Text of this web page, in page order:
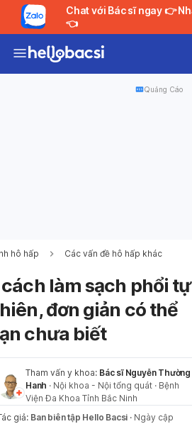
Chat với Bác sĩ ngay 👉 Nhận tư vấn MIỄN PHÍ
👈
Quảng Cáo
hô hấp Các vấn đề hô hấp khác
làm sạch phổi tự
đơn giản có thể
chưa biết
Tham vấn y khoa: Bác sĩ Nguyễn Thường
Hanh · Nội khoa - Nội tổng quát · Bệnh
Viện Đa Khoa Tỉnh Bắc Ninh
giả: Ban biên tập Hello Bacsi · Ngày cập